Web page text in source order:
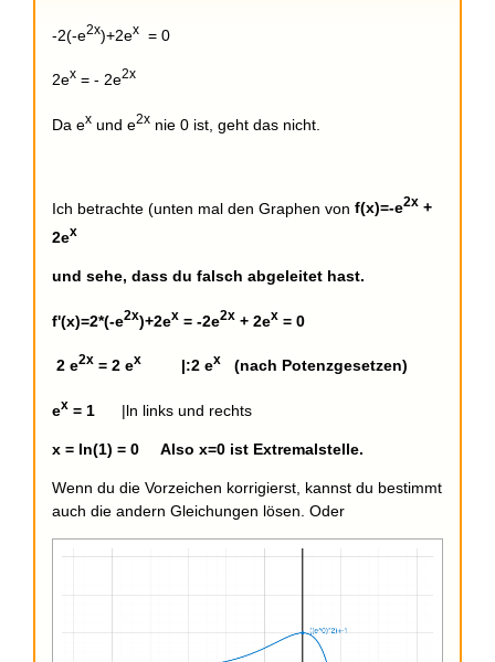
-2(-e2x)+2ex = 0
2ex = - 2e2x
Da ex und e2x nie 0 ist, geht das nicht.
Ich betrachte (unten mal den Graphen von f(x)=-e2x +
2ex
und sehe, dass du falsch abgeleitet hast.
f'(x)=2*(-e2x)+2ex = -2e2x + 2ex = 0
2 e2x = 2 ex |:2 ex (nach Potenzgesetzen)
ex = 1 |ln links und rechts
x = ln(1) = 0 Also x=0 ist Extremalstelle.
Wenn du die Vorzeichen korrigierst, kannst du bestimmt
auch die andern Gleichungen lösen. Oder